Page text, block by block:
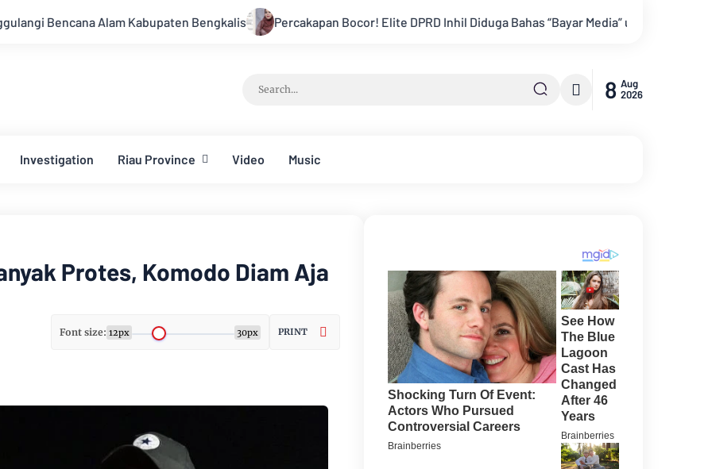
Kabupaten Bengkalis Percakapan Bocor! Elite DPRD Inhil Diduga Bahas “Bayar Media” untuk Dukung Kebijakan
8 Aug
2026
Investigation Riau Province Video Music
Protes, Komodo Diam Aja
Font size: 12px 30px PRINT